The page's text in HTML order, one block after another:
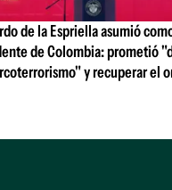
de la Espriella asumió
de Colombia: prometió
y recuperar el